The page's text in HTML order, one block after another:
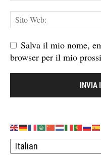
Salva il mio nome,
browser per il mio